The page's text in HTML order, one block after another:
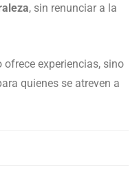
, sin renunciar a la
experiencias, sino
quienes se atreven a